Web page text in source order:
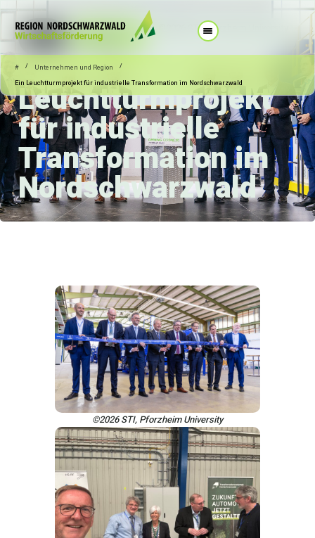
# / Unternehmen und Region
/
Ein Leuchtturmprojekt für industrielle Transformation im Nordschwarzwald
10.05.2
026
Unternehmen
und Region
©2026 STI, Pforzheim University
Ein
Leuchtturmprojekt
für industrielle
Transformation im
Nordschwarzwald
©2026 STI, Pforzheim University